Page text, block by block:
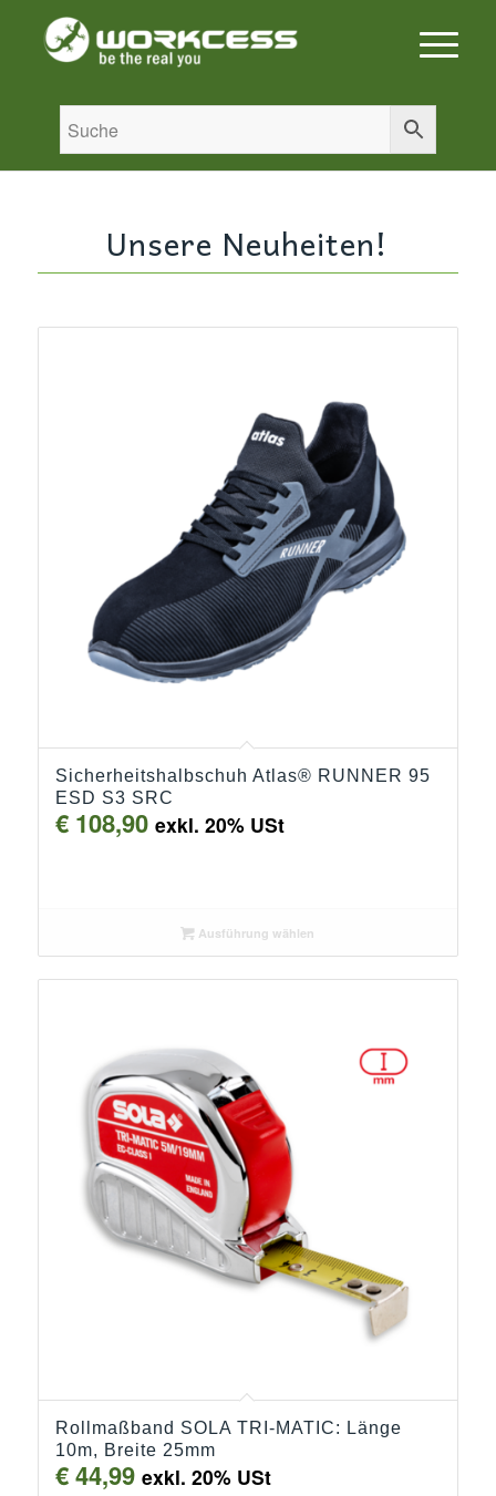
Unsere Neuheiten!
Sicherheitshalbschuh Atlas® RUNNER 95
ESD S3 SRC
€108,90 exkl. 20% USt
Ausführung wählen
Rollmaßband SOLA TRI-MATIC: Länge
10m, Breite 25mm
€44,99 exkl. 20% USt